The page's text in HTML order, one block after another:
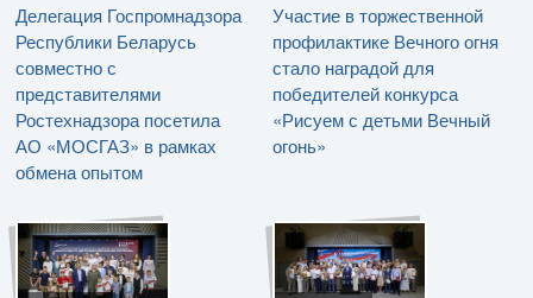
Делегация Госпромнадзора
Республики Беларусь
совместно с
представителями
Ростехнадзора посетила
АО «МОСГАЗ» в рамках
обмена опытом
Участие в торжественной
профилактике Вечного огня
стало наградой для
победителей конкурса
«Рисуем с детьми Вечный
огонь»